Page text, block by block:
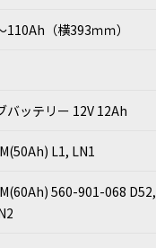
（横393ｍｍ）
バッテリー 12V 12Ah
L1, LN1
560-901-068 D52,